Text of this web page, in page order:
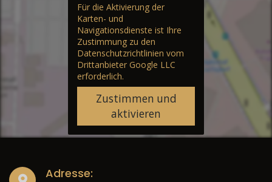
Für die Aktivierung der
Karten- und
Navigationsdienste ist Ihre
Zustimmung zu den
Datenschutzrichtlinien vom
Drittanbieter Google LLC
erforderlich.
Zustimmen und
aktivieren
Adresse: